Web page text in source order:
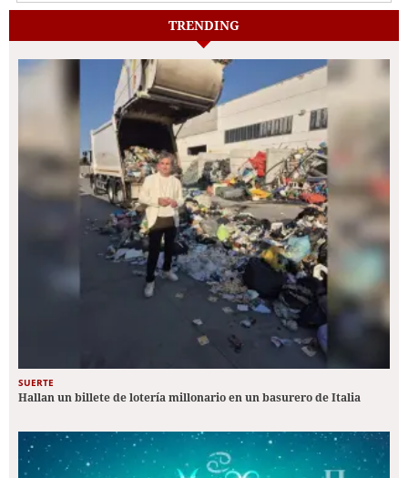
TRENDING
SUERTE
Hallan un billete de lotería millonario en un basurero de Italia